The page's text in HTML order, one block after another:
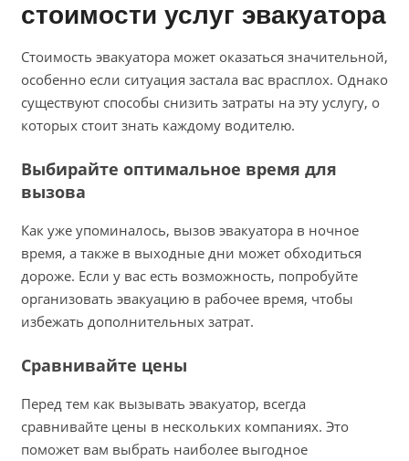
стоимости услуг эвакуатора
Стоимость эвакуатора может оказаться значительной,
особенно если ситуация застала вас врасплох. Однако
существуют способы снизить затраты на эту услугу, о
которых стоит знать каждому водителю.
Выбирайте оптимальное время для
вызова
Как уже упоминалось, вызов эвакуатора в ночное
время, а также в выходные дни может обходиться
дороже. Если у вас есть возможность, попробуйте
организовать эвакуацию в рабочее время, чтобы
избежать дополнительных затрат.
Сравнивайте цены
Перед тем как вызывать эвакуатор, всегда
сравнивайте цены в нескольких компаниях. Это
поможет вам выбрать наиболее выгодное